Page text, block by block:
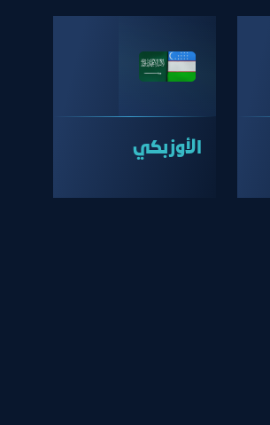
الأوزبكي